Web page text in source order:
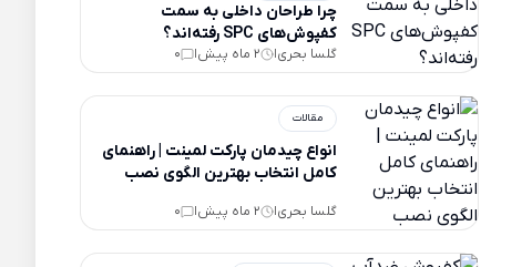
چرا طراحان داخلی به سمت
کفپوش‌های SPC رفته‌اند؟
گلسا بحری| 2 ماه پیش |
0
مقالات
انواع چیدمان پارکت لمینت | راهنمای
کامل انتخاب بهترین الگوی نصب
گلسا بحری| 2 ماه پیش |
0